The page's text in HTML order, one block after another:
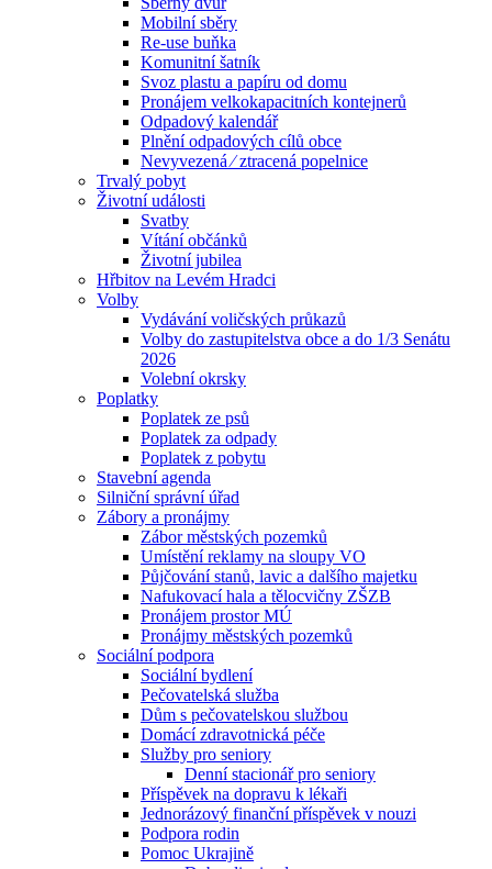
Mobilní sběry
Re-use buňka
Komunitní šatník
Svoz plastu a papíru od domu
Pronájem velkokapacitních kontejnerů
Odpadový kalendář
Plnění odpadových cílů obce
Nevyvezená ⁄ ztracená popelnice
Trvalý pobyt
Životní události
Svatby
Vítání občánků
Životní jubilea
Hřbitov na Levém Hradci
Volby
Vydávání voličských průkazů
Volby do zastupitelstva obce a do 1/3 Senátu
2026
Volební okrsky
Poplatky
Poplatek ze psů
Poplatek za odpady
Poplatek z pobytu
Stavební agenda
Silniční správní úřad
Zábory a pronájmy
Zábor městských pozemků
Umístění reklamy na sloupy VO
Půjčování stanů, lavic a dalšího majetku
Nafukovací hala a tělocvičny ZŠZB
Pronájem prostor MÚ
Pronájmy městských pozemků
Sociální podpora
Sociální bydlení
Pečovatelská služba
Dům s pečovatelskou službou
Domácí zdravotnická péče
Služby pro seniory
Denní stacionář pro seniory
Příspěvek na dopravu k lékaři
Jednorázový finanční příspěvek v nouzi
Podpora rodin
Pomoc Ukrajině